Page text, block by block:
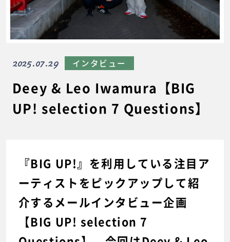
Deey & Leo Iwamura【BIG
UP! selection 7 Questions】
2025.07.29 インタビュー
『BIG UP!』を利用している注目ア
ーティストをピックアップして紹
介するメールインタビュー企画
【BIG UP! selection 7